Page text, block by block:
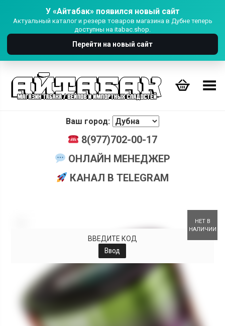
У «Айтабак» появился новый сайт
Актуальный каталог и резерв товаров магазина в Дубне теперь
доступны на itabac.shop.
Перейти на новый сайт
Переключить Меню
Ваш город:
8(977)702-00-17
ОНЛАЙН МЕНЕДЖЕР
КАНАЛ В TELEGRAM
НЕТ В
НАЛИЧИИ
ВВЕДИТЕ КОД
Ввод